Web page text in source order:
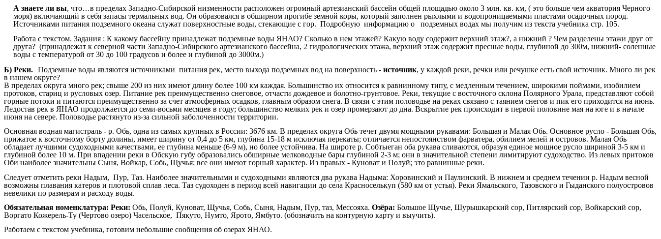
А знаете ли вы, что…в пределах Западно-Сибирской низменности расположен огромный артезианский бассейн общей площадью около 3 млн. кв. км, ( это больше чем акватория Черного
моря) включающий в себя запасы термальных вод. Он образовался в обширном прогибе земной коры, который заполнен рыхлыми и водопроницаемыми пластами осадочных пород.
Источниками питания подземного океана служат поверхностные воды, стекающие с гор. Подробную информацию о подземных водах мы получим из текста учебника стр. 105.
Работа с текстом. Задания : К какому бассейну принадлежат подземные воды ЯНАО? Сколько в нем этажей? Какую воду содержит верхний этаж?, а нижний ? Чем разделены этажи друг от
друга? (принадлежат к северной части Западно-Сибирского артезианского бассейна, 2 гидрологических этажа, верхний этаж содержит пресные воды, глубиной до 300м, нижний- соленные
воды с температурой от 30 до 100 градусов и более и глубиной до 3000м.)
Б) Реки. Подземные воды являются источниками питания рек, место выхода подземных вод на поверхность - источник, у каждой реки, речки или речушке есть свой источник. Много ли рек
в нашем округе?
В пределах округа много рек; свыше 200 из них имеют длину более 100 км каждая. Большинство их относится к равнинному типу, с медленным течением, широкими поймами, изобилием
протоков, стариц и русловых озер. Питание рек преимущественно снеговое, отчасти дождевое и болотно-грунтовое. Реки, текущие с восточного склона Полярного Урала, представляют собой
горные потоки и питаются преимущественно за счет атмосферных осадков, главным образом снега. В связи с этим половодье на реках связано с таянием снегов и пик его приходится на июнь.
Ледостав рек в ЯНАО продолжается до семи-восьми месяцев в году; большинство мелких рек и озер промерзают до дна. Вскрытие рек происходит в первой половине мая на юге и в начале
июня на севере. Половодье растянуто из-за сильной заболоченности территории.
Основная водная магистраль - р. Обь, одна из самых крупных в России: 3676 км. В пределах округа Обь течет двумя мощными рукавами: Большая и Малая Обь. Основное русло - Большая Обь,
прижатое к восточному борту долины, имеет ширину от 0,4 до 5 км, глубина 15-18 м исключая перекаты; отличается непостоянством фарватера, обилием мелей и островов. Малая Обь
обладает лучшими судоходными качествами, ее глубина меньше (6-9 м), но более устойчива. На широте р. Собтыеган оба рукава сливаются, образуя единое мощное русло шириной 3-5 км и
глубиной более 10 м. При впадении реки в Обскую губу образовались обширные мелководные бары глубиной 2-3 м; они в значительной степени лимитируют судоходство. Из левых притоков
Оби наиболее значительны Сыня, Войкар, Собь, Щучья; все они имеют горный характер. Из правых - Куноват и Полуй; это равнинные реки.
Следует отметить реки Надым, Пур, Таз. Наиболее значительными и судоходными являются два рукава Надыма: Хоровинский и Паулинский. В нижнем и среднем течении р. Надым весной
возможны плавания катеров и плотовой сплав леса. Таз судоходен в период всей навигации до села Красноселькуп (580 км от устья). Реки Ямальского, Тазовского и Гыданского полуостровов
невелики по размерам и расходу воды.
Обязательная номенклатура: Реки: Обь, Полуй, Куноват, Щучья, Собь, Сыня, Надым, Пур, таз, Мессояха. Озёра: Большое Щучье, Шурышкарский сор, Питлярский сор, Войкарский сор,
Воргато Кожерель-Ту (Чертово озеро) Часельское, Пякуто, Нумто, Ярото, Ямбуто. (обозначить на контурную карту и выучить).
Работаем с текстом учебника, готовим небольшие сообщения об озерах ЯНАО.